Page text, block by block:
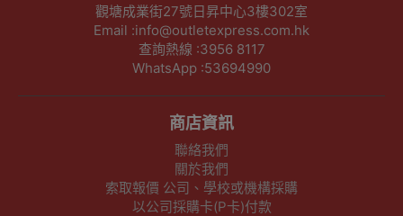
觀塘成業街27號日昇中心3樓302室
Email :info@outletexpress.com.hk
查詢熱線 :3956 8117
WhatsApp :53694990
商店資訊
聯絡我們
關於我們
索取報價 公司、學校或機構採購
以公司採購卡(P卡)付款